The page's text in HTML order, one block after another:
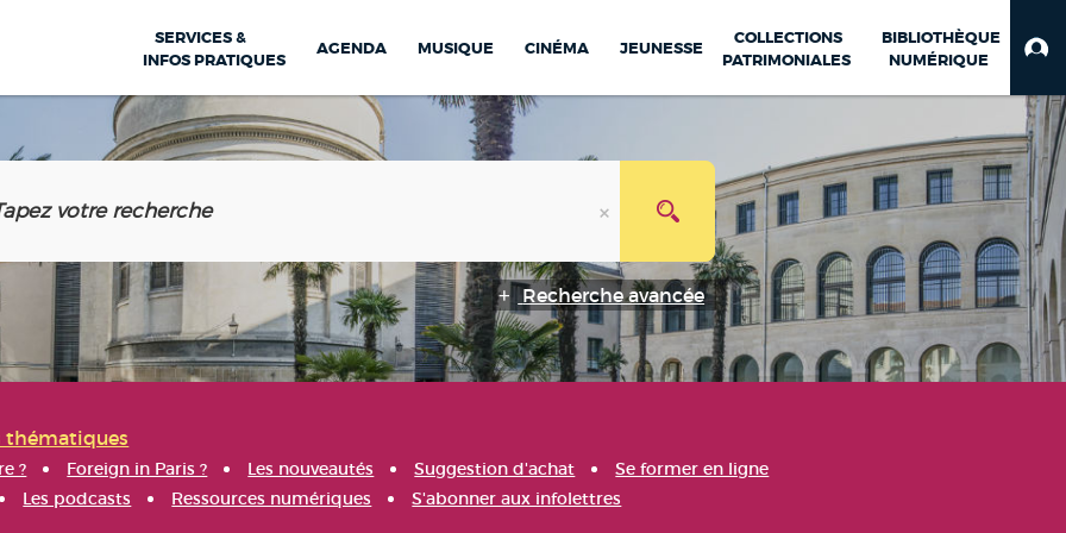
SERVICES &
INFOS PRATIQUES
AGENDA MUSIQUE CINÉMA JEUNESSE
COLLECTIONS
PATRIMONIALES
BIBLIOTHÈQUE
NUMÉRIQUE
Recherche avancée
thématiques
? Foreign in Paris ? Les nouveautés Suggestion d'achat
Se former en ligne
Les podcasts Ressources numériques S'abonner aux infolettres